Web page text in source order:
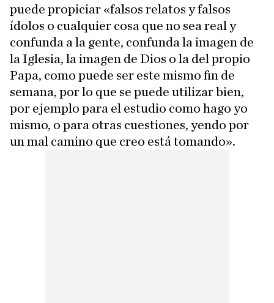
puede propiciar «falsos relatos y falsos
ídolos o cualquier cosa que no sea real y
confunda a la gente, confunda la imagen de
la Iglesia, la imagen de Dios o la del propio
Papa, como puede ser este mismo fin de
semana, por lo que se puede utilizar bien,
por ejemplo para el estudio como hago yo
mismo, o para otras cuestiones, yendo por
un mal camino que creo está tomando».